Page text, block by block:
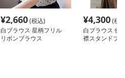
¥2,660(税込)
白ブラウス 星柄フリル
リボンブラウス
¥4,300(税
白ブラウス 優
襟スタンドブ